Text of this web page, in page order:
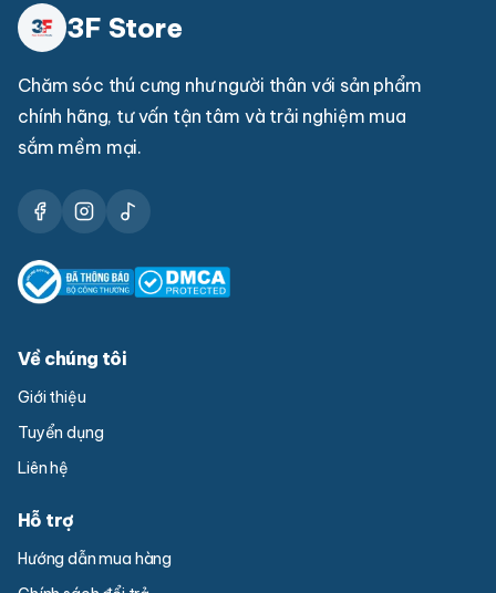
3F Store
Chăm sóc thú cưng như người thân với sản phẩm
chính hãng, tư vấn tận tâm và trải nghiệm mua
sắm mềm mại.
Về chúng tôi
Giới thiệu
Tuyển dụng
Liên hệ
Hỗ trợ
Hướng dẫn mua hàng